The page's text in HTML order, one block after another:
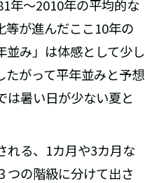
年〜2010年の平均的な
等が進んだここ10年の
並み」は体感として少し
たがって平年並みと予想
は暑い日が少ない夏と
る、1カ月や3カ月な
つの階級に分けて出さ